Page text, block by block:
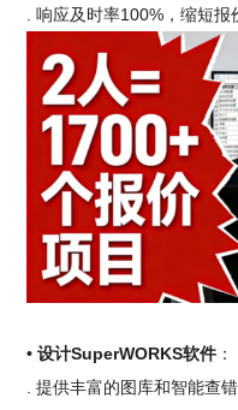
. 响应及时率100%，缩短
• 设计SuperWORKS软件 ：
. 提供丰富的图库和智能查